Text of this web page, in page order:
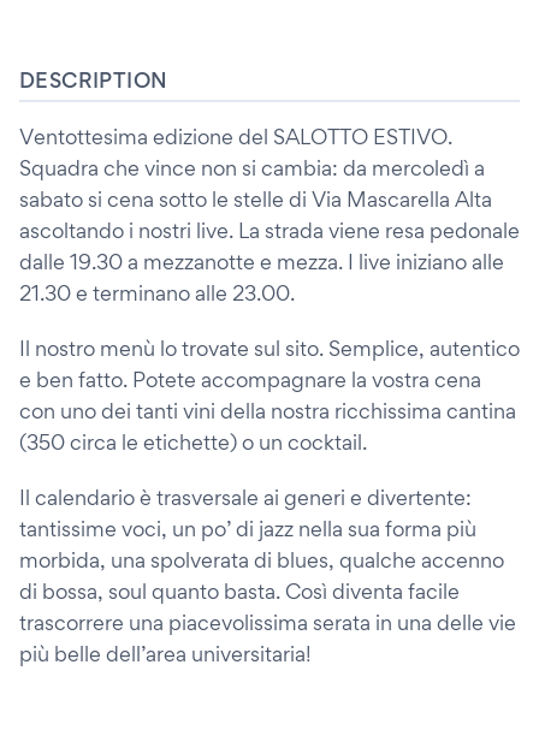
DESCRIPTION
Ventottesima edizione del SALOTTO ESTIVO.
Squadra che vince non si cambia: da mercoledì a
sabato si cena sotto le stelle di Via Mascarella Alta
ascoltando i nostri live. La strada viene resa pedonale
dalle 19.30 a mezzanotte e mezza. I live iniziano alle
21.30 e terminano alle 23.00.
Il nostro menù lo trovate sul sito. Semplice, autentico
e ben fatto. Potete accompagnare la vostra cena
con uno dei tanti vini della nostra ricchissima cantina
(350 circa le etichette) o un cocktail.
Il calendario è trasversale ai generi e divertente:
tantissime voci, un po’ di jazz nella sua forma più
morbida, una spolverata di blues, qualche accenno
di bossa, soul quanto basta. Così diventa facile
trascorrere una piacevolissima serata in una delle vie
più belle dell’area universitaria!